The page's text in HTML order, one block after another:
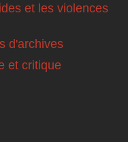
et les violences
d'archives
et critique